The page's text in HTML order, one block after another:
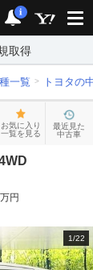
検索 通知
i
取得
一覧 トヨタの
お気に入り
一覧を見る
最近見た
中古車
万円
1/22